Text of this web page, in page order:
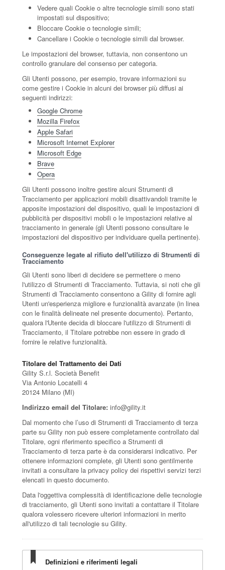
Vedere quali Cookie o altre tecnologie simili sono stati
impostati sul dispositivo;
Bloccare Cookie o tecnologie simili;
Cancellare i Cookie o tecnologie simili dal browser.
Le impostazioni del browser, tuttavia, non consentono un
controllo granulare del consenso per categoria.
Gli Utenti possono, per esempio, trovare informazioni su
come gestire i Cookie in alcuni dei browser più diffusi ai
seguenti indirizzi:
Google Chrome
Mozilla Firefox
Apple Safari
Microsoft Internet Explorer
Microsoft Edge
Brave
Opera
Gli Utenti possono inoltre gestire alcuni Strumenti di
Tracciamento per applicazioni mobili disattivandoli tramite le
apposite impostazioni del dispositivo, quali le impostazioni di
pubblicità per dispositivi mobili o le impostazioni relative al
tracciamento in generale (gli Utenti possono consultare le
impostazioni del dispositivo per individuare quella pertinente).
Conseguenze legate al rifiuto dell'utilizzo di Strumenti di
Tracciamento
Gli Utenti sono liberi di decidere se permettere o meno
l'utilizzo di Strumenti di Tracciamento. Tuttavia, si noti che gli
Strumenti di Tracciamento consentono a Gility di fornire agli
Utenti un'esperienza migliore e funzionalità avanzate (in linea
con le finalità delineate nel presente documento). Pertanto,
qualora l'Utente decida di bloccare l'utilizzo di Strumenti di
Tracciamento, il Titolare potrebbe non essere in grado di
fornire le relative funzionalità.
Titolare del Trattamento dei Dati
Gility S.r.l. Società Benefit
Via Antonio Locatelli 4
20124 Milano (MI)
Indirizzo email del Titolare: info@gility.it
Dal momento che l’uso di Strumenti di Tracciamento di terza
parte su Gility non può essere completamente controllato dal
Titolare, ogni riferimento specifico a Strumenti di
Tracciamento di terza parte è da considerarsi indicativo. Per
ottenere informazioni complete, gli Utenti sono gentilmente
invitati a consultare la privacy policy dei rispettivi servizi terzi
elencati in questo documento.
Data l'oggettiva complessità di identificazione delle tecnologie
di tracciamento, gli Utenti sono invitati a contattare il Titolare
qualora volessero ricevere ulteriori informazioni in merito
all'utilizzo di tali tecnologie su Gility.
Definizioni e riferimenti legali